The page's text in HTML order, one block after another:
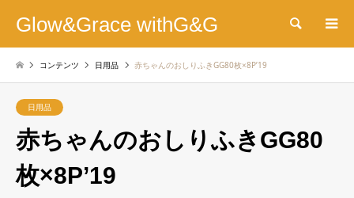
Glow&Grace withG&G 検索
コンテンツ 日用品 赤ちゃんのおしりふきGG80枚×8P’19
日用品
赤ちゃんのおしりふきGG80
枚×8P’19